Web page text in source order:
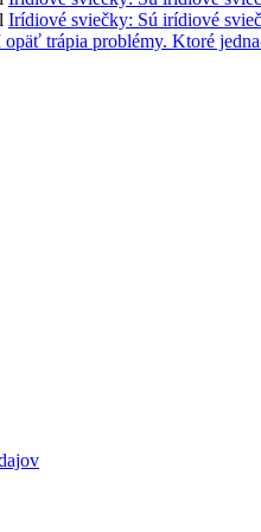
Irídiové sviečky: Sú irídiové
trápia problémy. Ktoré